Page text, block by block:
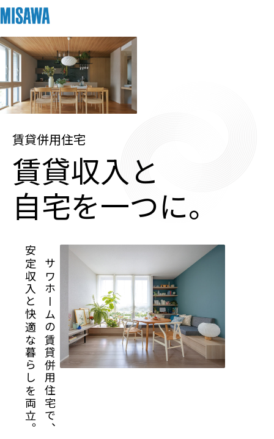
住まい
建てる [注文住宅]
デザイン
テクノロジー（住まいの性能）
建築事例・建築実例
デザイナーズギャラリー
インテリア
住まいづくりガイド
分譲住宅（建売・土地）検索
中古住宅検索
スムストック検索
土地活用
個人のお客さま
賃貸住宅
賃貸併用住宅
土地活用モデルルーム見学
土地活用実例
法人のお客さま
企業不動産活用（CRE）戦略
社宅建築
医療・介護・子育て・障がい福祉施設
リフォーム
戸建て・マンション
ミサワリフォームとは
リフォームメニュー
リフォーム事例
事業用
事業用リノベーション
ホテル・旅館リフォーム
まちづくり
複合開発・投資開発
複合開発事業（ASMACI-アスマチ-）
再開発・官民連携事業
分譲マンション開発事業
収益不動産・投資開発事業
建築再生事業
事業用売買
オーナーサポート
サポートメニュー
住まいるりんぐ（ロングサポート）
保証制度
アフターメンテナンス
ミサワリフォーム
ご相談窓口
企業・
企業・IR
ニュース
MISAWAについて
ミサワホームグループ
IR情報
展示 イベント情報
カタログ請求
住まいのご相談
賃貸併用住宅
賃貸収入と
自宅を一つに。
ミサワホームの賃貸併用住宅で、
安定収入と快適な暮らしを両立。